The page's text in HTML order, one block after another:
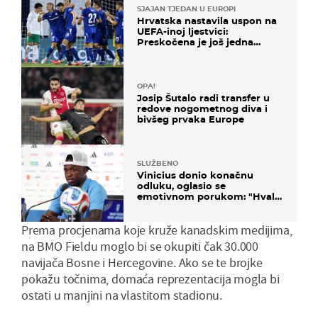
SJAJAN TJEDAN U EUROPI
Hrvatska nastavila uspon na
UEFA-inoj ljestvici:
Preskočena je još jedna
OPA!
Josip Šutalo radi transfer u
redove nogometnog diva i
bivšeg prvaka Europe
SLUŽBENO
Vinicius donio konačnu
odluku, oglasio se
emotivnom porukom: "Hvala
Prema procjenama koje kruže kanadskim medijima,
na BMO Fieldu moglo bi se okupiti čak 30.000
navijača Bosne i Hercegovine. Ako se te brojke
pokažu točnima, domaća reprezentacija mogla bi
ostati u manjini na vlastitom stadionu.